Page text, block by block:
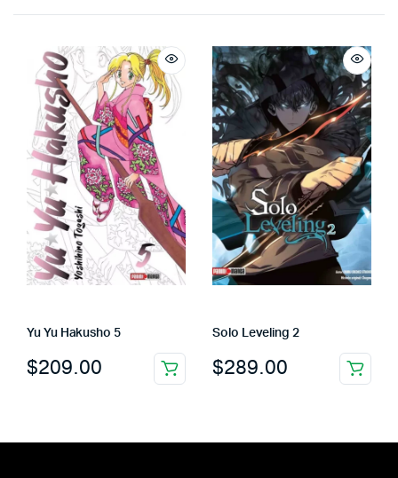
Yu Yu Hakusho 5
$209.00
Solo Leveling 2
$289.00